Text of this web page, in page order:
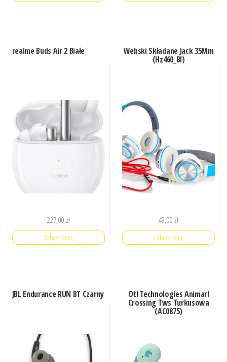
realme Buds Air 2 Białe
227,00 zł
Zobacz cenę
Webski Składane Jack 35Mm
(Hz460_Bl)
49,00 zł
Zobacz cenę
JBL Endurance RUN BT Czarny Otl Technologies Animarl
Crossing Tws Turkusowa
(AC0875)